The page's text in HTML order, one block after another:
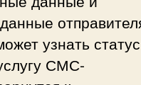
узнать статус
СМС-